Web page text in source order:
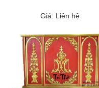
Giá: Liên hệ